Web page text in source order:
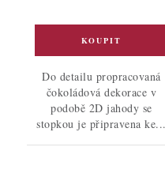
Do detailu propracovaná
čokoládová dekorace v
podobě 2D jahody se
stopkou je připravena ke...